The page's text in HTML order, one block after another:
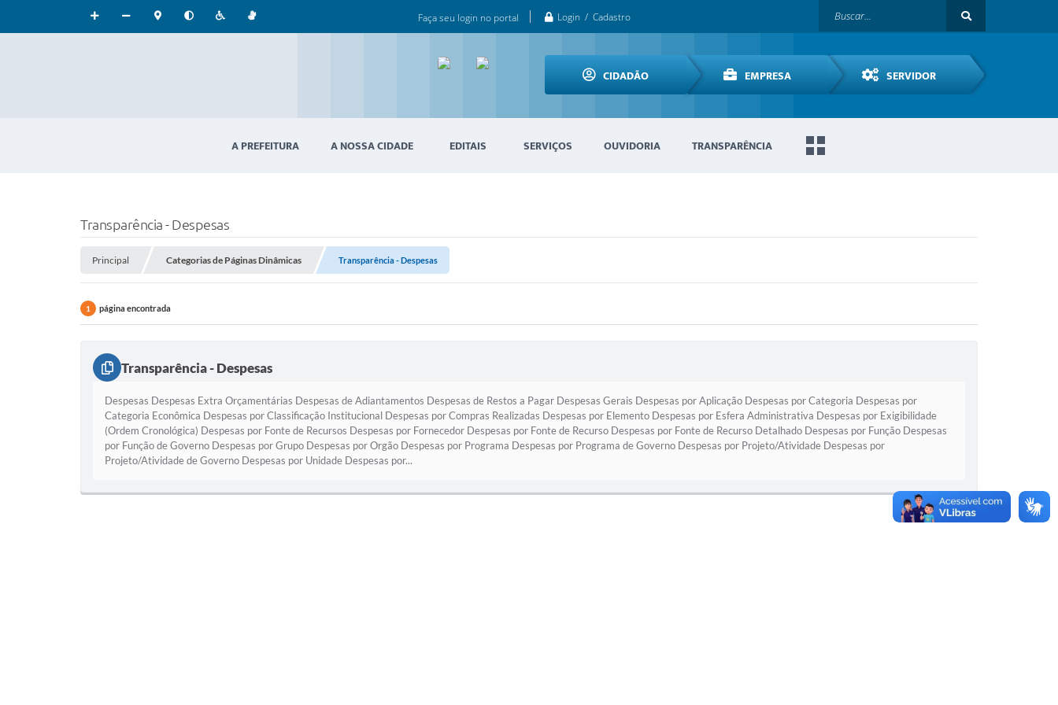
Faça seu login no portal Login / Cadastro
CIDADÃO EMPRESA SERVIDOR
A PREFEITURA A NOSSA CIDADE EDITAIS SERVIÇOS OUVIDORIA TRANSPARÊNCIA
Transparência - Despesas
Principal Categorias de Páginas Dinâmicas Transparência - Despesas
1 página encontrada
Transparência - Despesas
Despesas Despesas Extra Orçamentárias Despesas de Adiantamentos Despesas de Restos a Pagar Despesas Gerais Despesas por Aplicação Despesas por Categoria Despesas por
Categoria Econômica Despesas por Classificação Institucional Despesas por Compras Realizadas Despesas por Elemento Despesas por Esfera Administrativa Despesas por Exigibilidade
(Ordem Cronológica) Despesas por Fonte de Recursos Despesas por Fornecedor Despesas por Fonte de Recurso Despesas por Fonte de Recurso Detalhado Despesas por Função Despesas
por Função de Governo Despesas por Grupo Despesas por Orgão Despesas por Programa Despesas por Programa de Governo Despesas por Projeto/Atividade Despesas por
Projeto/Atividade de Governo Despesas por Unidade Despesas por...